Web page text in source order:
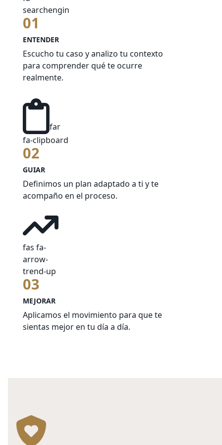
searchengin
01
ENTENDER
Escucho tu caso y analizo tu contexto
para comprender qué te ocurre
realmente.
far
fa-clipboard
02
GUIAR
Definimos un plan adaptado a ti y te
acompaño en el proceso.
fas fa-
arrow-
trend-up
03
MEJORAR
Aplicamos el movimiento para que te
sientas mejor en tu día a día.